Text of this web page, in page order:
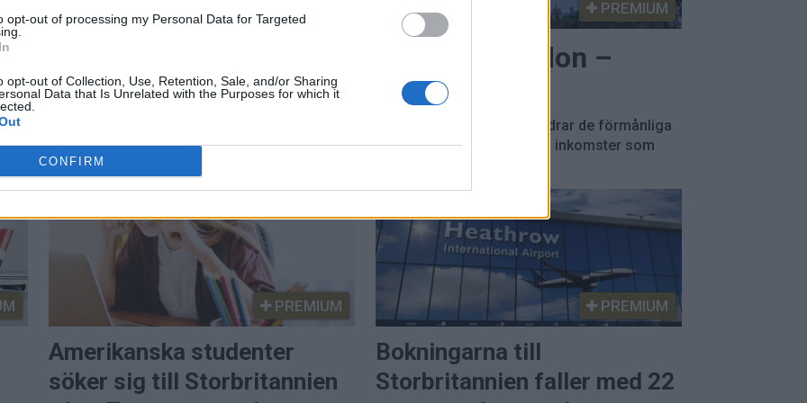
opt-out of processing my Personal Data for Targeted
opt-out of Collection, Use, Retention, Sale, and/or Sharing
Data that Is Unrelated with the Purposes for which it
CONFIRM
gräns
banar väg för fri
ökad spansk kontroll. Nu
gränspendlare.
PREMIUM
Miljardärerna lämnar London –
skatteförmånerna slopas
Miljardärerna flyr London när Labourregeringen ändrar de förmånliga
skattereglerna. Skattefriheten tas bort på utländska inkomster som
PREMIUM
Amerikanska studenter
söker sig till Storbritannien
PREMIUM
Bokningarna till
Storbritannien faller med 22